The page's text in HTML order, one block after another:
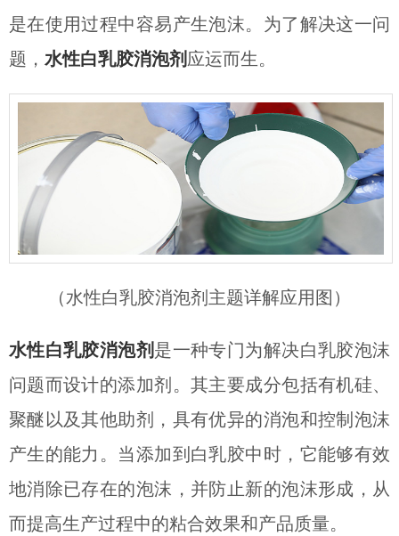
是在使用过程中容易产生泡沫。为了解决这一问
题， 水性白乳胶消泡剂 应运而生。
（水性白乳胶消泡剂主题详解应用图）
水性白乳胶消泡剂 是一种专门为解决白乳胶泡沫
问题而设计的添加剂。其主要成分包括有机硅、
聚醚以及其他助剂，具有优异的消泡和控制泡沫
产生的能力。当添加到白乳胶中时，它能够有效
地消除已存在的泡沫，并防止新的泡沫形成，从
而提高生产过程中的粘合效果和产品质量。